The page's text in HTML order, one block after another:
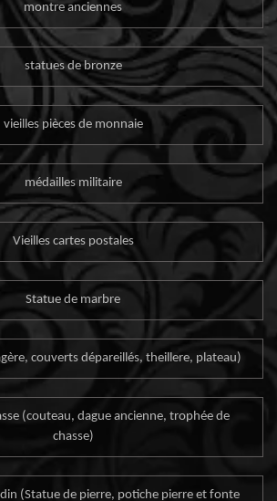
montre anciennes
statues de bronze
vieilles pièces de monnaie
médailles militaire
Vieilles cartes postales
Statue de marbre
couverts dépareillés, theillere, plateau)
(couteau, dague ancienne, trophée de
chasse)
(Statue de pierre, potiche pierre et fonte